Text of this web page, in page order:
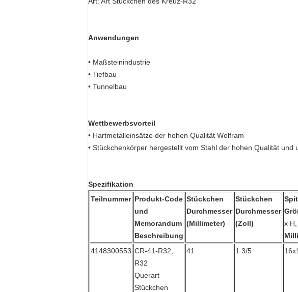
Anwendungen
• Maßsteinindustrie
• Tiefbau
• Tunnelbau
Wettbewerbsvorteil
• Hartmetalleinsätze der hohen Qualität Wolfram
• Stückchenkörper hergestellt vom Stahl der hohen Qualität
Spezifikation
Teilnummer Produkt-Code
und
Memorandum
Beschreibung
Stückchen
Durchmesser
(Millimeter)
Stückchen
Durchmesser
(Zoll)
x H,
4148300553 CR-41-R32,
R32
Querart
Stückchen
41 1 3/5